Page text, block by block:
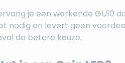
je een werkende GU10
nodig en levert geen
de betere keuze.